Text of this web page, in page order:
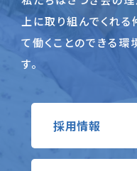
上に取り組んでくれ
て働くことのできる環
す。
採用情報